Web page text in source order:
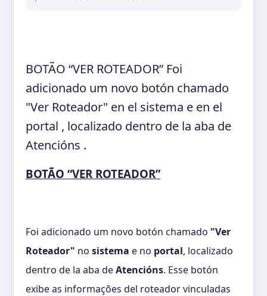
BOTÃO “VER ROTEADOR” Foi
adicionado um novo botón chamado
"Ver Roteador" en el sistema e en el
portal , localizado dentro de la aba de
Atencións .
BOTÃO “VER ROTEADOR”
Foi adicionado um novo botón chamado "Ver
Roteador" no sistema e no portal, localizado
dentro de la aba deAtencións. Esse botón
exibe as informações del roteador vinculadas